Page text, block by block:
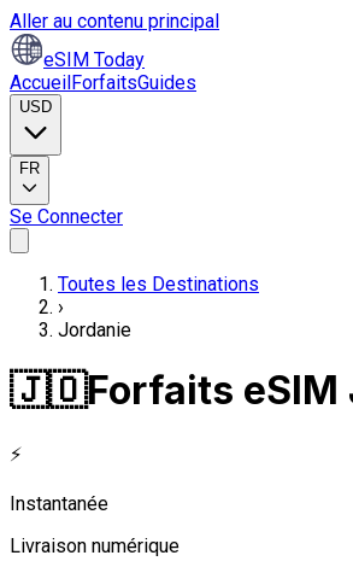
Aller au contenu principal
eSIM Today
AccueilForfaitsGuides
USD
FR
Se Connecter
Toutes les Destinations
›
Jordanie
🇯🇴Forfaits eSIM
⚡
Instantanée
Livraison numérique